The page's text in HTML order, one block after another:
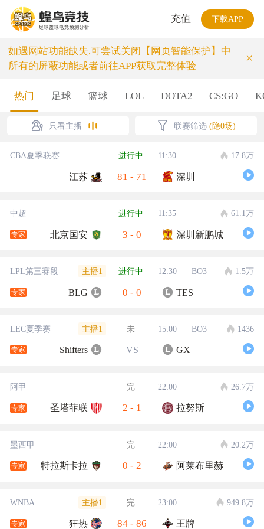
充值 下载APP
如遇网站功能缺失,可尝试关闭【网页智能保护】中
所有的屏蔽功能或者前往APP获取完整体验
×
热门 足球 篮球 LOL DOTA2 CS:GO
只看主播 联赛筛选 (隐0场)
CBA夏季联赛 进行中 11:30 17.8万
江苏 81 - 71 深圳
中超 进行中 11:35 61.1万
专家 北京国安 3 - 0 深圳新鹏城
LPL第三赛段 主播1 进行中 12:30 BO3 1.5万
专家 BLG 0 - 0 TES
LEC夏季赛 主播1 未 15:00 BO3 1436
专家 Shifters VS GX
阿甲 完 22:00 26.7万
专家 圣塔菲联 2 - 1 拉努斯
墨西甲 完 22:00 20.2万
专家 特拉斯卡拉 0 - 2 阿莱布里赫
WNBA 主播1 完 23:00 949.8万
专家 狂热 84 - 86 王牌